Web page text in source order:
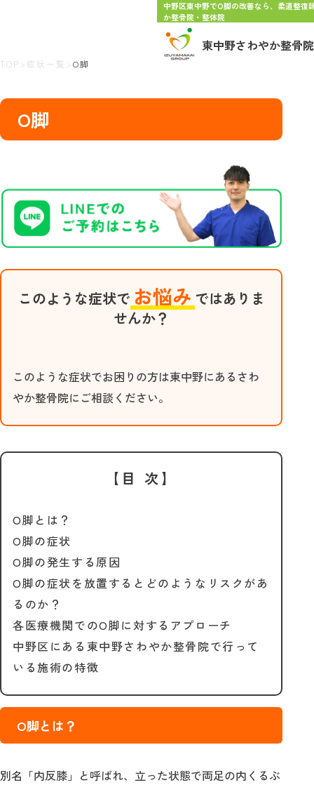
中野区東中野でО脚の改善なら、柔道整復
か整骨院・整体院
東中野さわやか整骨院
TOP> 症状一覧 >О脚
О脚
このような症状で お悩み ではありま
せんか？
このような症状でお困りの方は東中野にあるさわ
やか整骨院にご相談ください。
【目 次】
О脚とは？
О脚の症状
О脚の発生する原因
О脚の症状を放置するとどのようなリスクがあ
るのか？
各医療機関でのО脚に対するアプローチ
中野区にある東中野さわやか整骨院で行って
いる施術の特徴
О脚とは？
別名「内反膝」と呼ばれ、立った状態で両足の内くるぶ